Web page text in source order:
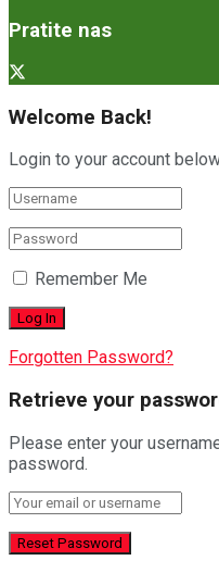
Pratite nas
Welcome Back!
Login to your account
Remember Me
Forgotten Password?
Retrieve your
Please enter your
password.